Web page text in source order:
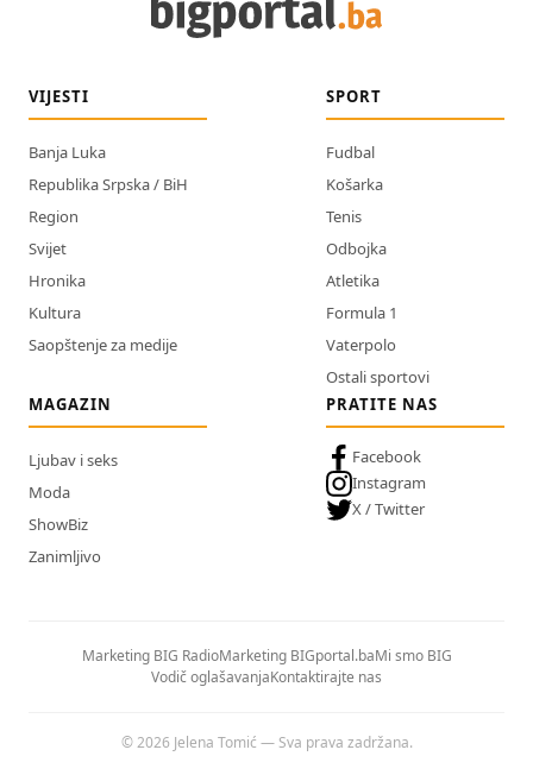
VIJESTI
Banja Luka
Republika Srpska / BiH
Region
Svijet
Hronika
Kultura
Saopštenje za medije
SPORT
Fudbal
Košarka
Tenis
Odbojka
Atletika
Formula 1
Vaterpolo
Ostali sportovi
MAGAZIN
Ljubav i seks
Moda
ShowBiz
Zanimljivo
PRATITE NAS
Facebook
Instagram
X / Twitter
Marketing BIG RadioMarketing BIGportal.baMi smo BIG
Vodič oglašavanjaKontaktirajte nas
© 2026 Jelena Tomić — Sva prava zadržana.